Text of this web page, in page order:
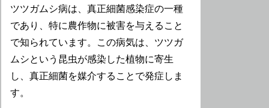
ツツガムシ病は、真正細菌感染症の一種
であり、特に農作物に被害を与えること
で知られています。この病気は、ツツガ
ムシという昆虫が感染した植物に寄生
し、真正細菌を媒介することで発症しま
す。